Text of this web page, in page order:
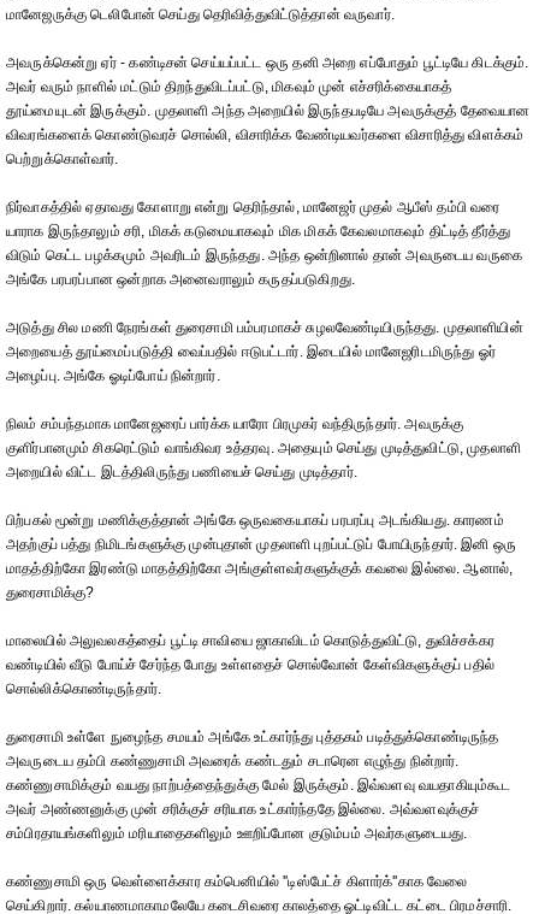
மானேஜருக்கு டெலிபோன் செய்து தெரிவித்துவிட்டுத்தான் வருவார்.
அவருக்கென்று ஏர் - கண்டிசன் செய்யப்பட்ட ஒரு தனி அறை எப்போதும் பூட்டியே கிடக்கும்.
அவர் வரும் நாளில் மட்டும் திறந்துவிடப்பட்டு, மிகவும் முன் எச்சரிக்கையாகத்
தூய்மையுடன் இருக்கும். முதலாளி அந்த அறையில் இருந்தபடியே அவருக்குத் தேவையான
விவரங்களைக் கொண்டுவரச் சொல்லி, விசாரிக்க வேண்டியவர்களை விசாரித்து விளக்கம்
பெற்றுக்கொள்வார்.
நிர்வாகத்தில் ஏதாவது கோளாறு என்று தெரிந்தால், மானேஜர் முதல் ஆபீஸ் தம்பி வரை
யாராக இருந்தாலும் சரி, மிகக் கடுமையாகவும் மிக மிகக் கேவலமாகவும் திட்டித் தீர்த்து
விடும் கெட்ட பழக்கமும் அவரிடம் இருந்தது. அந்த ஒன்றினால் தான் அவருடைய வருகை
அங்கே பரபரப்பான ஒன்றாக அனைவராலும் கருதப்படுகிறது.
அடுத்து சில மணி நேரங்கள் துரைசாமி பம்பரமாகச் சுழலவேண்டியிருந்தது. முதலாளியின்
அறையைத் தூய்மைப்படுத்தி வைப்பதில் ஈடுபட்டார். இடையில் மானேஜரிடமிருந்து ஓர்
அழைப்பு. அங்கே ஓடிப்போய் நின்றார்.
நிலம் சம்பந்தமாக மானேஜரைப் பார்க்க யாரோ பிரமுகர் வந்திருந்தார். அவருக்கு
குளிர்பானமும் சிகரெட்டும் வாங்கிவர உத்தரவு. அதையும் செய்து முடித்துவிட்டு, முதலாளி
அறையில் விட்ட இடத்திலிருந்து பணியைச் செய்து முடித்தார்.
பிற்பகல் மூன்று மணிக்குத்தான் அங்கே ஒருவகையாகப் பரபரப்பு அடங்கியது. காரணம்
அதற்குப் பத்து நிமிடங்களுக்கு முன்புதான் முதலாளி புறப்பட்டுப் போயிருந்தார். இனி ஒரு
மாதத்திற்கோ இரண்டு மாதத்திற்கோ அங்குள்ளவர்களுக்குக் கவலை இல்லை. ஆனால்,
துரைசாமிக்கு?
மாலையில் அலுவலகத்தைப் பூட்டி சாவியை ஜாகாவிடம் கொடுத்துவிட்டு, துவிச்சக்கர
வண்டியில் வீடு போய்ச் சேர்ந்த போது உள்ளதைச் சொல்வோன் கேள்விகளுக்குப் பதில்
சொல்லிக்கொண்டிருந்தார்.
துரைசாமி உள்ளே நுழைந்த சமயம் அங்கே உட்கார்ந்து புத்தகம் படித்துக்கொண்டிருந்த
அவருடைய தம்பி கண்ணுசாமி அவரைக் கண்டதும் சடாரென எழுந்து நின்றார்.
கண்ணுசாமிக்கும் வயது நாற்பத்தைந்துக்கு மேல் இருக்கும். இவ்வளவு வயதாகியும்கூட
அவர் அண்ணனுக்கு முன் சரிக்குச் சரியாக உட்கார்ந்ததே இல்லை. அவ்வளவுக்குச்
சம்பிரதாயங்களிலும் மரியாதைகளிலும் ஊறிப்போன குடும்பம் அவர்களுடையது.
கண்ணுசாமி ஒரு வெள்ளைக்கார கம்பெனியில் ''டிஸ்பேட்ச் கிளார்க்''காக வேலை
செய்கிறார். கல்யாணமாகாமலேயே கடைசிவரை காலத்தை ஓட்டிவிட்ட கட்டை பிரமச்சாரி.